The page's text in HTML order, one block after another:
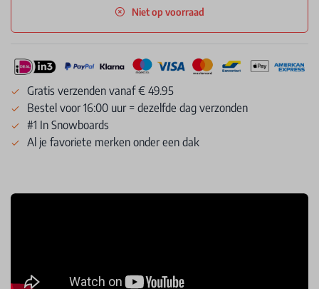
Niet op voorraad
Gratis verzenden vanaf € 49.95
Bestel voor 16:00 uur = dezelfde dag verzonden
#1 In Snowboards
Al je favoriete merken onder een dak